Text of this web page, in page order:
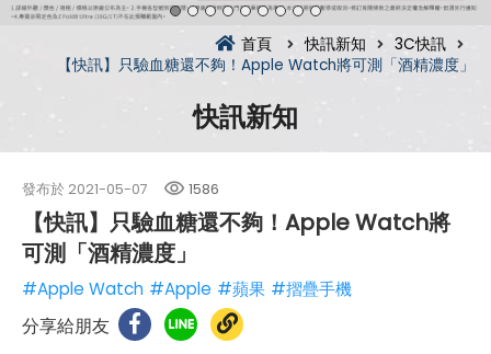
首頁 快訊新知
3C快訊
【快訊】只驗血糖還不夠！Apple Watch將可測「酒精濃度」
快訊新知
發布於 2021-05-07 1586
【快訊】只驗血糖還不夠！Apple Watch將
可測「酒精濃度」
#Apple Watch #Apple #蘋果 #摺疊手機
分享給朋友